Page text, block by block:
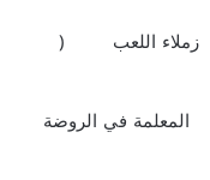
اللعب (
في الروضة